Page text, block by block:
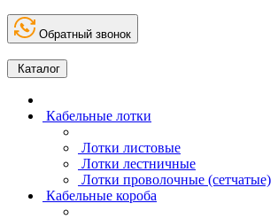
Обратный звонок
Каталог
Кабельные лотки
Лотки листовые
Лотки лестничные
Лотки проволочные (сетчатые)
Кабельные короба